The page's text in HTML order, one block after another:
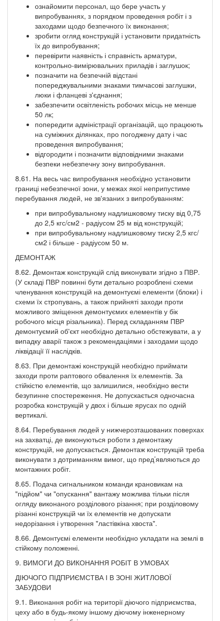
ознайомити персонал, що бере участь у
випробуваннях, з порядком проведення робіт і з
заходами щодо безпечного їх виконання;
зробити огляд конструкцій і установити придатність
їх до випробування;
перевірити наявність і справність арматури,
контрольно-вимірювальних приладів і заглушок;
позначити на безпечній відстані
попереджувальними знаками тимчасові заглушки,
люки і фланцеві з'єднання;
забезпечити освітленість робочих місць не менше
50 лк;
попередити адміністрації організацій, що працюють
на суміжних ділянках, про погоджену дату і час
проведення випробування;
відгородити і позначити відповідними знаками
безпеки небезпечну зону випробування.
8.61. На весь час випробування необхідно установити
границі небезпечної зони, у межах якої неприпустиме
перебування людей, не зв'язаних з випробуванням:
при випробувальному надлишковому тиску від 0,75
до 2,5 кгс/см2 - радіусом 25 м від конструкцій;
при випробувальному надлишковому тиску 2,5 кгс/
см2 і більше - радіусом 50 м.
ДЕМОНТАЖ
8.62. Демонтаж конструкцій слід виконувати згідно з ПВР.
(У складі ПВР повинні бути детально розроблені схеми
членування конструкцій на демонтуємі елементи (блоки) і
схеми їх стропувань, а також прийняті заходи проти
можливого зміщення демонтуємих елементів у бік
робочого місця різальника). Перед складанням ПВР
демонтуємий об'єкт необхідно детально обстежувати, а у
випадку аварії також з рекомендаціями і заходами щодо
ліквідації її наслідків.
8.63. При демонтажі конструкцій необхідно приймати
заходи проти раптового обвалення їх елементів. За
стійкістю елементів, що залишилися, необхідно вести
безупинне спостереження. Не допускається одночасна
розробка конструкцій у двох і більше ярусах по одній
вертикалі.
8.64. Перебування людей у нижчерозташованих поверхах
на захватці, де виконуються роботи з демонтажу
конструкцій, не допускається. Демонтаж конструкцій треба
виконувати з дотриманням вимог, що пред’являються до
монтажних робіт.
8.65. Подача сигнальником команди крановикам на
"підйом" чи "опускання" вантажу можлива тільки після
огляду виконаного розділового різання; при розділовому
різанні конструкцій чи їх елементів не допускати
недорізання і утворення "ластівкіна хвоста".
8.66. Демонтуємі елементи необхідно укладати на землі в
стійкому положенні.
9. ВИМОГИ ДО ВИКОНАННЯ РОБІТ В УМОВАХ
ДІЮЧОГО ПІДПРИЄМСТВА І В ЗОНІ ЖИТЛОВОЇ
ЗАБУДОВИ
9.1. Виконання робіт на території діючого підприємства,
цеху або в будь-якому іншому діючому інженерному